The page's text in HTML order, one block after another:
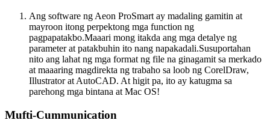
Ang software ng Aeon ProSmart ay madaling gamitin at
mayroon itong perpektong mga function ng
pagpapatakbo.Maaari mong itakda ang mga detalye ng
parameter at patakbuhin ito nang napakadali.Susuportahan
nito ang lahat ng mga format ng file na ginagamit sa merkado
at maaaring magdirekta ng trabaho sa loob ng CorelDraw,
Illustrator at AutoCAD. At higit pa, ito ay katugma sa
parehong mga bintana at Mac OS!
Mufti-Cummunication